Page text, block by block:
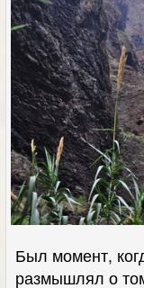
Был момент,
размышлял о